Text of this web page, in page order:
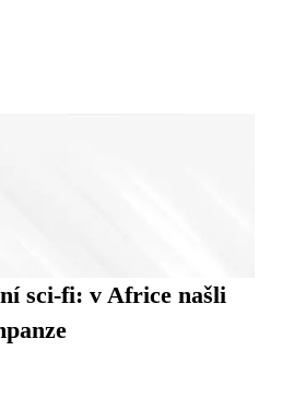
sci-fi: v Africe našli